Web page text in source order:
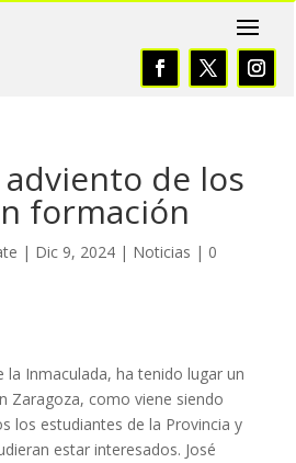
de los
formación
| Dic 9, 2024| Noticias | 0
la Inmaculada, ha tenido lugar un
Zaragoza, como viene siendo
los estudiantes de la Provincia y
estar interesados. José